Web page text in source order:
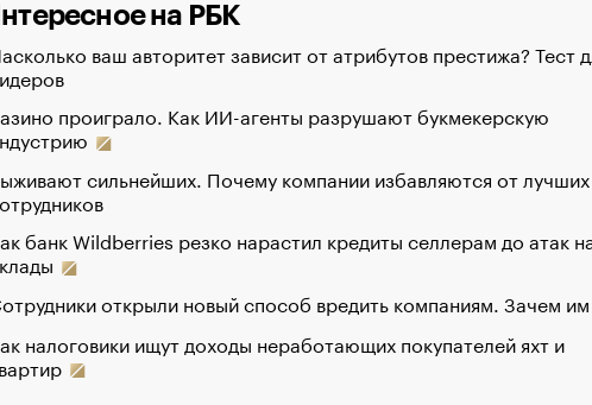
на РБК
ваш авторитет зависит от атрибутов престижа? Тест
проиграло. Как ИИ-агенты разрушают букмекерскую
сильнейших. Почему компании избавляются от лучших
банк Wildberries резко нарастил кредиты селлерам до атак
открыли новый способ вредить компаниям. Зачем
налоговики ищут доходы неработающих покупателей яхт и